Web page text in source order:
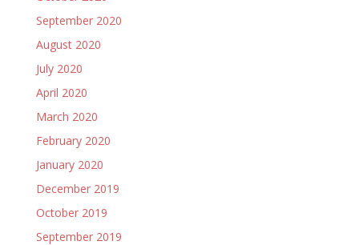
September 2020
August 2020
July 2020
April 2020
March 2020
February 2020
January 2020
December 2019
October 2019
September 2019